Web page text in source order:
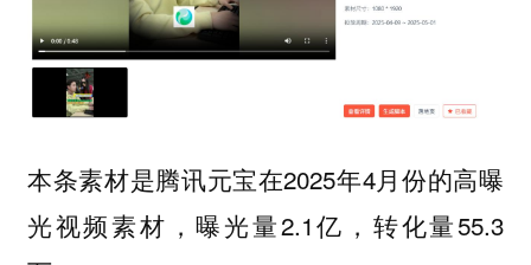
本条素材是腾讯元宝在2025年4月份的高曝
光视频素材，曝光量2.1亿，转化量55.3